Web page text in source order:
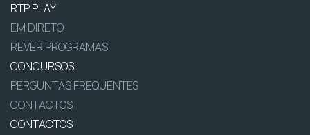
RTP PLAY
EM DIRETO
REVER PROGRAMAS
CONCURSOS
PERGUNTAS FREQUENTES
CONTACTOS
CONTACTOS